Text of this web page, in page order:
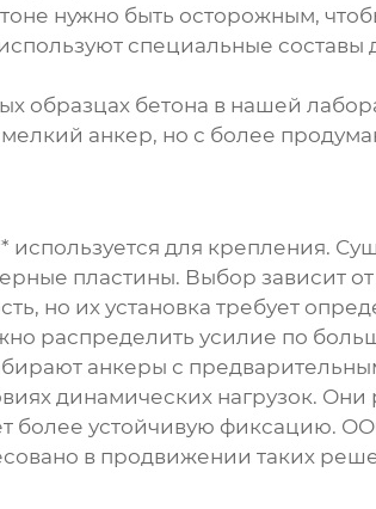
нужно быть осторожным,
специальные составы
образцах бетона в нашей
анкер, но с более
для крепления.
пластины. Выбор зависит
но их установка требует
распределить усилие по
анкеры с
динамических нагрузок.
более устойчивую фиксацию.
в продвижении таких